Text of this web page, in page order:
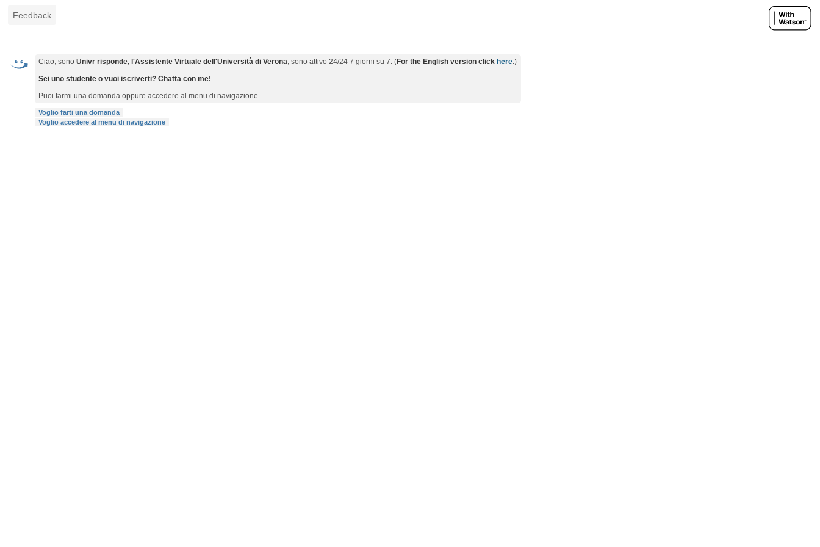
Feedback
Ciao, sonoUnivr risponde, l'Assistente Virtuale dell'Università di Verona, sono attivo 24/24 7 giorni su 7. (For the English version click here.)
Sei uno studente o vuoi iscriverti? Chatta con me!
Puoi farmi una domanda oppure accedere al menu di navigazione
Voglio farti una domanda
Voglio accedere al menu di navigazione